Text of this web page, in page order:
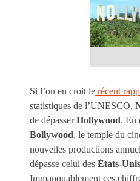
Si l’on en croit le récent
statistiques de l’UNESCO,
de dépasserHollywood. En
Bollywood, le temple du
nouvelles productions
dépasse celui des États-Unis
Immanquablement ces